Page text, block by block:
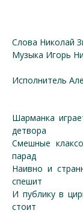
Слова Николай
Музыка Игорь
Исполнитель
Шарманка
детвора
Смешные
парад
Наивно и
спешит
И публику в
стоит